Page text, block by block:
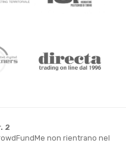
2
non rientrano nel